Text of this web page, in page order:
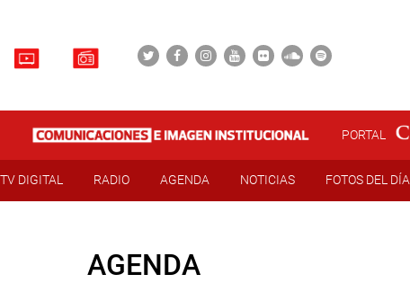
PORTAL
TV DIGITAL RADIO AGENDA NOTICIAS FOTOS DEL DÍA
AGENDA